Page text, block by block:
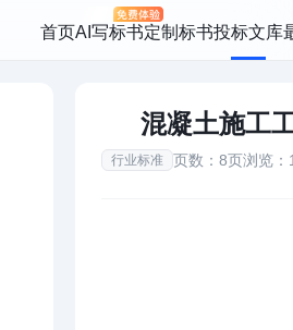
首页AI写标书定制标书投标文库
混凝土施工
行业标准 页数：8页浏览：